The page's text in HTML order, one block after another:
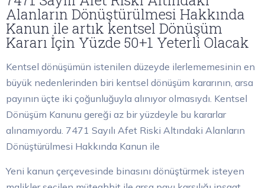
Alanların Dönüştürülmesi Hakkında
Kanun ile artık kentsel Dönüşüm
Kararı İçin Yüzde 50+1 Yeterli Olacak
Kentsel dönüşümün istenilen düzeyde ilerlememesinin en
büyük nedenlerinden biri kentsel dönüşüm kararının, arsa
payının üçte iki çoğunluğuyla alınıyor olmasıydı. Kentsel
Dönüşüm Kanunu gereği az bir yüzdeyle bu kararlar
alınamıyordu. 7471 Sayılı Afet Riski Altındaki Alanların
Dönüştürülmesi Hakkında Kanun ile
Yeni kanun çerçevesinde binasını dönüştürmek isteyen